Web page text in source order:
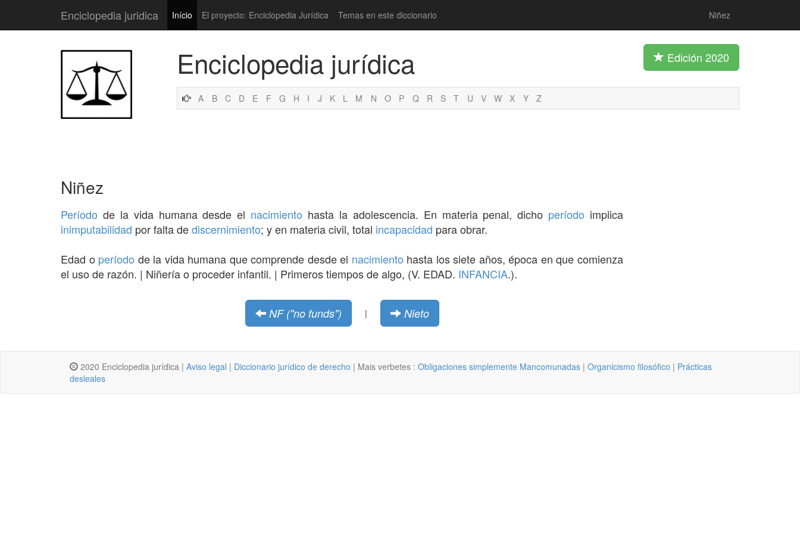
Enciclopedia juridica Início El proyecto: Enciclopedia Jurídica Temas en este diccionario Niñez
Enciclopedia jurídica Edición 2020
A B C D E F G H I J K L M N O P Q R S T U V W X Y Z
Niñez
Período de la vida humana desde el nacimiento hasta la adolescencia. En materia penal, dicho período implica
inimputabilidad por falta dediscernimiento; y en materia civil, total incapacidad para obrar.
Edad o período de la vida humana que comprende desde el nacimiento hasta los siete años, época en que comienza
el uso de razón. | Niñería o proceder infantil. | Primeros tiempos de algo, (V. EDAD. INFANCIA.).
NF ("no funds") | Nieto
2020 Enciclopedia jurídica | Aviso legal | Diccionario jurídico de derecho | Mais verbetes : Obligaciones simplemente Mancomunadas | Organicismo filosófico | Prácticas
desleales